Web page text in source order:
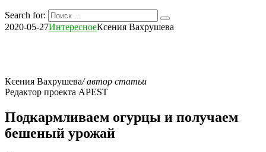
Search for:
2020-05-27ИнтересноеКсения Вахрушева
Ксения Вахрушева/ автор статьи
Редактор проекта APEST
Подкармливаем огурцы и получаем
бешеный урожай